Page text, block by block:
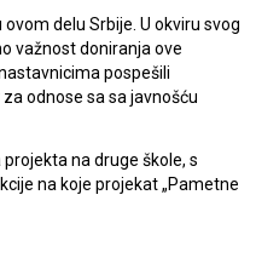
delu Srbije. U okviru svog
važnost doniranja ove
pospešili
odnose sa sa javnošću
na druge škole, s
na koje projekat „Pametne